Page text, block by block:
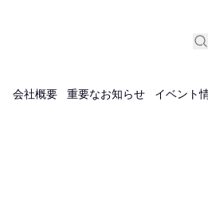
会社概要 重要なお知らせ イベント